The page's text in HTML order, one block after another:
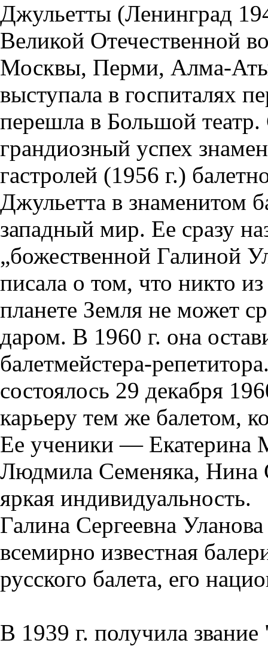
Джульетты (Ленинград
Великой Отечественной
Москвы, Перми, Алма-
выступала в госпиталях
перешла в Большой
грандиозный успех
гастролей (1956 г.)
Джульетта в знаменитом
западный мир. Ее сразу
„божественной Галиной
писала о том, что никто
планете Земля не может
даром. В 1960 г. она
балетмейстера-
состоялось 29 декабря
карьеру тем же балетом,
Ее ученики — Екатерина
Людмила Семеняка, Нина
яркая индивидуальность.
Галина Сергеевна
всемирно известная
русского балета, его
В 1939 г. получила